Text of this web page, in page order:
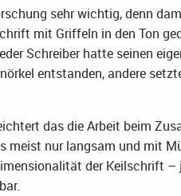
sehr wichtig, denn
mit Griffeln in den Ton
Schreiber hatte seinen
entstanden, andere
das die Arbeit beim
meist nur langsam und mit
der Keilschrift